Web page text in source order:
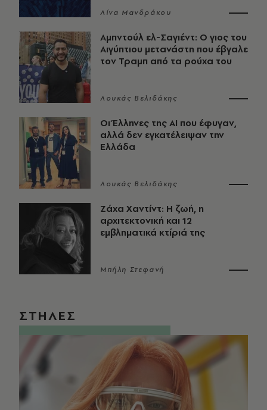
Λίνα Μανδράκου
Αμπντούλ ελ-Σαγιέντ: Ο γιος του
Αιγύπτιου μετανάστη που έβγαλε
τον Τραμπ από τα ρούχα του
Λουκάς Βελιδάκης
Οι Έλληνες της ΑΙ που έφυγαν,
αλλά δεν εγκατέλειψαν την
Ελλάδα
Λουκάς Βελιδάκης
Ζάχα Χαντίντ: Η ζωή, η
αρχιτεκτονική και 12
εμβληματικά κτίριά της
Μπήλη Στεφανή
ΣΤΗΛΕΣ